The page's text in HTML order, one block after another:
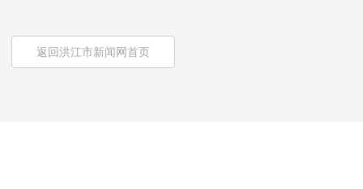
返回洪江市新闻网首页